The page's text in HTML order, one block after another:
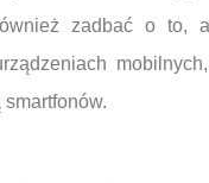
zadbać o to,
smartfonów.